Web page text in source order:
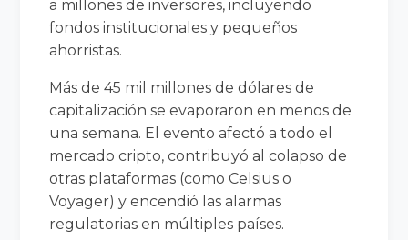
a millones de inversores, incluyendo
fondos institucionales y pequeños
ahorristas.
Más de 45 mil millones de dólares de
capitalización se evaporaron en menos de
una semana. El evento afectó a todo el
mercado cripto, contribuyó al colapso de
otras plataformas (como Celsius o
Voyager) y encendió las alarmas
regulatorias en múltiples países.